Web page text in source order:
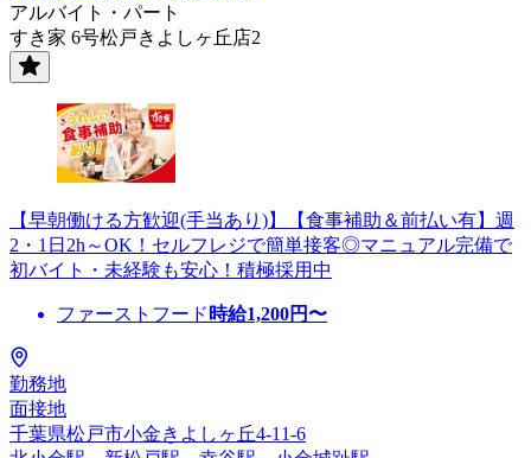
アルバイト・パート
すき家 6号松戸きよしヶ丘店2
【早朝働ける方歓迎(手当あり)】【食事補助＆前払い有】週
2・1日2h～OK！セルフレジで簡単接客◎マニュアル完備で
初バイト・未経験も安心！積極採用中
ファーストフード 時給1,200円〜
勤務地
面接地
千葉県松戸市小金きよしヶ丘4-11-6